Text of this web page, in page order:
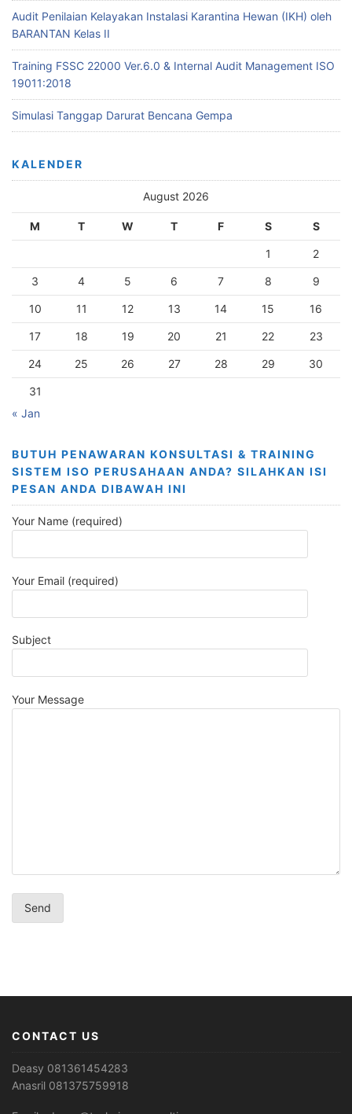
Audit Penilaian Kelayakan Instalasi Karantina Hewan (IKH) oleh
BARANTAN Kelas II
Training FSSC 22000 Ver.6.0 & Internal Audit Management ISO
19011:2018
Simulasi Tanggap Darurat Bencana Gempa
KALENDER
August 2026
M T W T F S S
1 2
3 4 5 6 7 8 9
10 11 12 13 14 15 16
17 18 19 20 21 22 23
24 25 26 27 28 29 30
31
« Jan
BUTUH PENAWARAN KONSULTASI & TRAINING
SISTEM ISO PERUSAHAAN ANDA? SILAHKAN ISI
PESAN ANDA DIBAWAH INI
Your Name (required)
Your Email (required)
Subject
Your Message
CONTACT US
Deasy 081361454283
Anasril 081375759918